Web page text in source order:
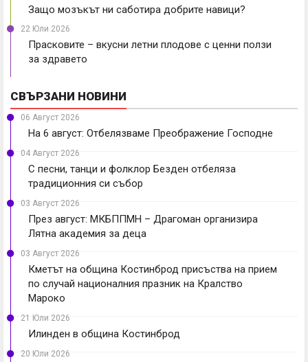
Защо мозъкът ни саботира добрите навици?
22 Юли 2026
Прасковите – вкусни летни плодове с ценни ползи
за здравето
СВЪРЗАНИ НОВИНИ
06 Август 2026
На 6 август: Отбелязваме Преображение Господне
04 Август 2026
С песни, танци и фолклор Безден отбеляза
традиционния си събор
03 Август 2026
През август: МКБППМН – Драгоман организира
Лятна академия за деца
03 Август 2026
Кметът на община Костинброд присъства на прием
по случай националния празник на Кралство
Мароко
21 Юли 2026
Илинден в община Костинброд
20 Юли 2026